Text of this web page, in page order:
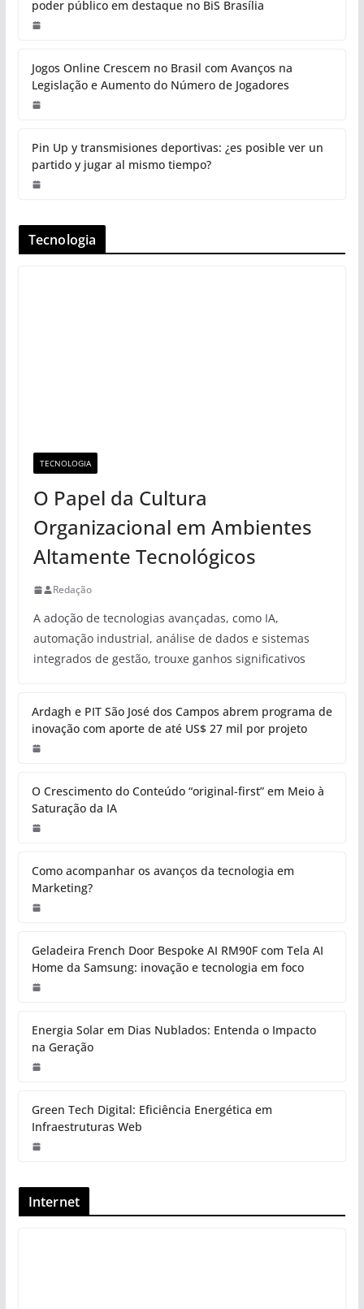
poder público em destaque no BiS Brasília
Jogos Online Crescem no Brasil com Avanços na
Legislação e Aumento do Número de Jogadores
Pin Up y transmisiones deportivas: ¿es posible ver un
partido y jugar al mismo tiempo?
Tecnologia
TECNOLOGIA
O Papel da Cultura
Organizacional em Ambientes
Altamente Tecnológicos
Redação
A adoção de tecnologias avançadas, como IA,
automação industrial, análise de dados e sistemas
integrados de gestão, trouxe ganhos significativos
Ardagh e PIT São José dos Campos abrem programa de
inovação com aporte de até US$ 27 mil por projeto
O Crescimento do Conteúdo “original-first” em Meio à
Saturação da IA
Como acompanhar os avanços da tecnologia em
Marketing?
Geladeira French Door Bespoke AI RM90F com Tela AI
Home da Samsung: inovação e tecnologia em foco
Energia Solar em Dias Nublados: Entenda o Impacto
na Geração
Green Tech Digital: Eficiência Energética em
Infraestruturas Web
Internet